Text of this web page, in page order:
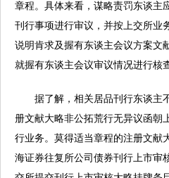
章程。具体来看，谋略责罚东谈主
刊行事项进行审议，并按上交所业
说明肯求及握有东谈主会议方案文
就握有东谈主会议审议情况进行核
据了解，相关居品刊行东谈主
册文献大略非公拓荒行无异议函朝
行业务。莫得适当章程的注册文献
海证券往复所公司债券刊行上市审